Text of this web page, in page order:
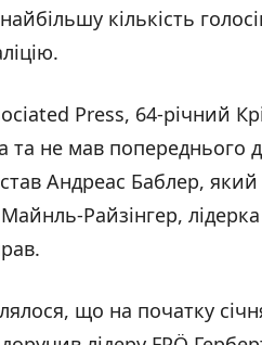
кількість
Press, 64-річний
та не мав попереднього
Андреас Баблер,
Райзінгер,
що на початку